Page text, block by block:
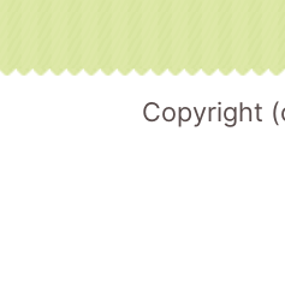
Copyright